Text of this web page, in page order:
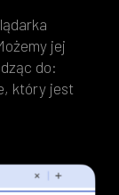
jej
do:
który jest